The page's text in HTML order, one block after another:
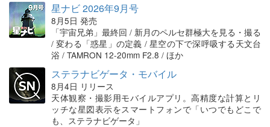
星ナビ 2026年9月号
8月5日 発売
「宇宙兄弟」最終回 / 新月のペルセ群極大を見る・撮る
/ 変わる「惑星」の定義 / 星空の下で深呼吸する天文台
浴 / TAMRON 12-20mm F2.8 / ほか
ステラナビゲータ・モバイル
8月4日 リリース
天体観察・撮影用モバイルアプリ。高精度な計算とリ
ッチな星図表示をスマートフォンで「いつでもどこで
も、ステラナビゲータ」